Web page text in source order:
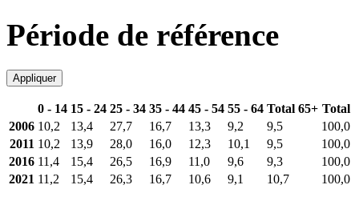
Période de référence
Appliquer
0 - 14 15 - 24 25 - 34 35 - 44 45 - 54 55 - 64 Total 65+ Total
2006 10,2 13,4 27,7 16,7 13,3 9,2 9,5
100,0
2011 10,2 13,9 28,0 16,0 12,3 10,1 9,5
100,0
2016 11,4 15,4 26,5 16,9 11,0 9,6 9,3
100,0
2021 11,2 15,4 26,3 16,7 10,6 9,1 10,7 100,0